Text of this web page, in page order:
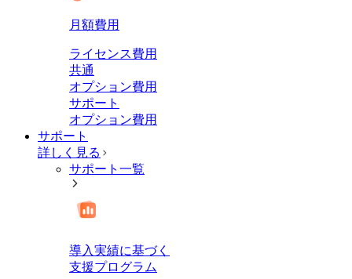
月額費用
ライセンス費用
共通
オプション費用
サポート
オプション費用
サポート
詳しく見る
サポート一覧
導入実績に基づく
支援プログラム